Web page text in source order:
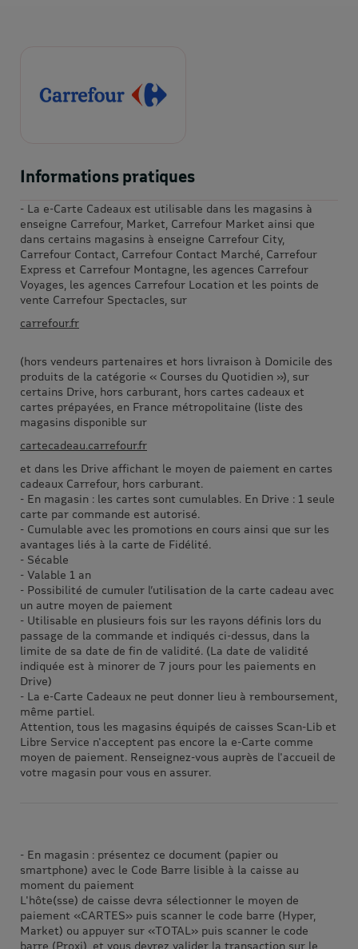
Informations pratiques
- La e-Carte Cadeaux est utilisable dans les magasins à
enseigne Carrefour, Market, Carrefour Market ainsi que
dans certains magasins à enseigne Carrefour City,
Carrefour Contact, Carrefour Contact Marché, Carrefour
Express et Carrefour Montagne, les agences Carrefour
Voyages, les agences Carrefour Location et les points de
vente Carrefour Spectacles, sur
carrefour.fr
(hors vendeurs partenaires et hors livraison à Domicile des
produits de la catégorie « Courses du Quotidien »), sur
certains Drive, hors carburant, hors cartes cadeaux et
cartes prépayées, en France métropolitaine (liste des
magasins disponible sur
cartecadeau.carrefour.fr
et dans les Drive affichant le moyen de paiement en cartes
cadeaux Carrefour, hors carburant.
- En magasin : les cartes sont cumulables. En Drive : 1 seule
carte par commande est autorisé.
- Cumulable avec les promotions en cours ainsi que sur les
avantages liés à la carte de Fidélité.
- Sécable
- Valable 1 an
- Possibilité de cumuler l’utilisation de la carte cadeau avec
un autre moyen de paiement
- Utilisable en plusieurs fois sur les rayons définis lors du
passage de la commande et indiqués ci-dessus, dans la
limite de sa date de fin de validité. (La date de validité
indiquée est à minorer de 7 jours pour les paiements en
Drive)
- La e-Carte Cadeaux ne peut donner lieu à remboursement,
même partiel.
Attention, tous les magasins équipés de caisses Scan-Lib et
Libre Service n'acceptent pas encore la e-Carte comme
moyen de paiement. Renseignez-vous auprès de l'accueil de
votre magasin pour vous en assurer.
- En magasin : présentez ce document (papier ou
smartphone) avec le Code Barre lisible à la caisse au
moment du paiement
L'hôte(sse) de caisse devra sélectionner le moyen de
paiement «CARTES» puis scanner le code barre (Hyper,
Market) ou appuyer sur «TOTAL» puis scanner le code
barre (Proxi), et vous devrez valider la transaction sur le